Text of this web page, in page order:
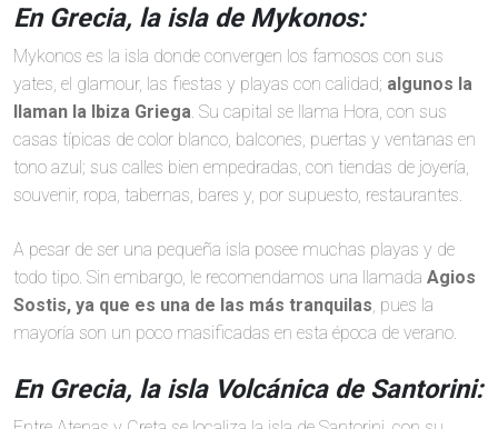
En Grecia, la isla de Mykonos:
Mykonos es la isla donde convergen los famosos con sus
yates, el glamour, las fiestas y playas con calidad; algunos la
llaman la Ibiza Griega . Su capital se llama Hora, con sus
casas típicas de color blanco, balcones, puertas y ventanas en
tono azul; sus calles bien empedradas, con tiendas de joyería,
souvenir, ropa, tabernas, bares y, por supuesto, restaurantes.
A pesar de ser una pequeña isla posee muchas playas y de
todo tipo. Sin embargo, le recomendamos una llamada Agios
Sostis, ya que es una de las más tranquilas , pues la
mayoría son un poco masificadas en esta época de verano.
En Grecia, la isla Volcánica de Santorini: